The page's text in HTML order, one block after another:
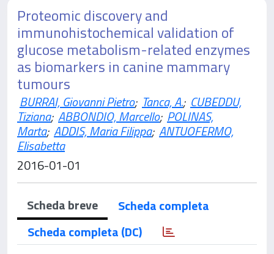
Proteomic discovery and
immunohistochemical validation of
glucose metabolism-related enzymes
as biomarkers in canine mammary
tumours
BURRAI, Giovanni Pietro; Tanca, A.; CUBEDDU,
Tiziana; ABBONDIO, Marcello; POLINAS,
Marta; ADDIS, Maria Filippa; ANTUOFERMO,
Elisabetta
2016-01-01
Scheda breve
Scheda completa
Scheda completa (DC)